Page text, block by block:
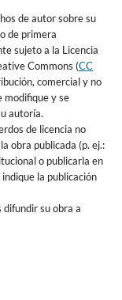
de autor sobre su
de primera
sujeto a la Licencia
Commons (CC
comercial y no
modifique y se
autoría.
de licencia no
obra publicada (p. ej.:
o publicarla en
la publicación
su obra a